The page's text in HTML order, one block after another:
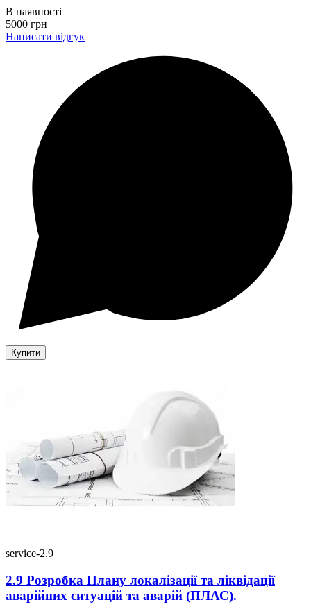
В наявності
5000 грн
Написати відгук
Купити
service-2.9
2.9 Розробка Плану локалізації та ліквідації
аварійних ситуацій та аварій (ПЛАС).